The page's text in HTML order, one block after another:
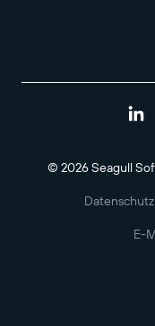
© 2026 Seagull
E-